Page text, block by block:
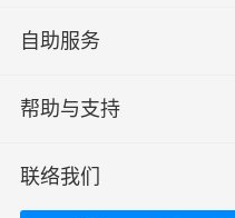
自助服务
帮助与支持
联络我们